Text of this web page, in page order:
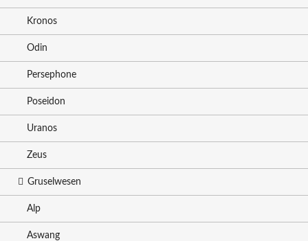
Kronos
Odin
Persephone
Poseidon
Uranos
Zeus
Gruselwesen
Alp
Aswang